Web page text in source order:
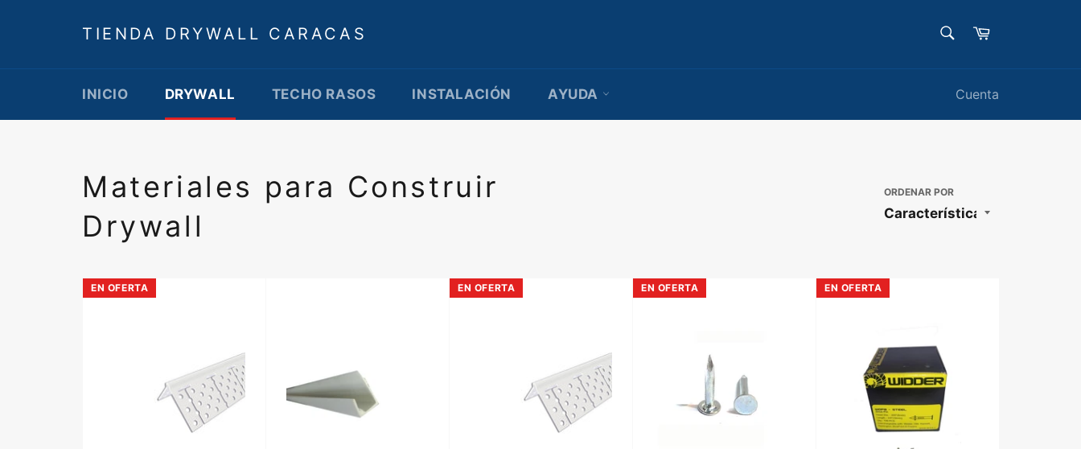
directamenteTIENDA DRYWALL CARACAS Carrito
INICIO DRYWALL TECHO RASOS INSTALACIÓN AYUDA Cuenta
Materiales para Construir
Drywall
ORDENAR POR
EN OFERTA EN OFERTA EN OFERTA EN OFERTA